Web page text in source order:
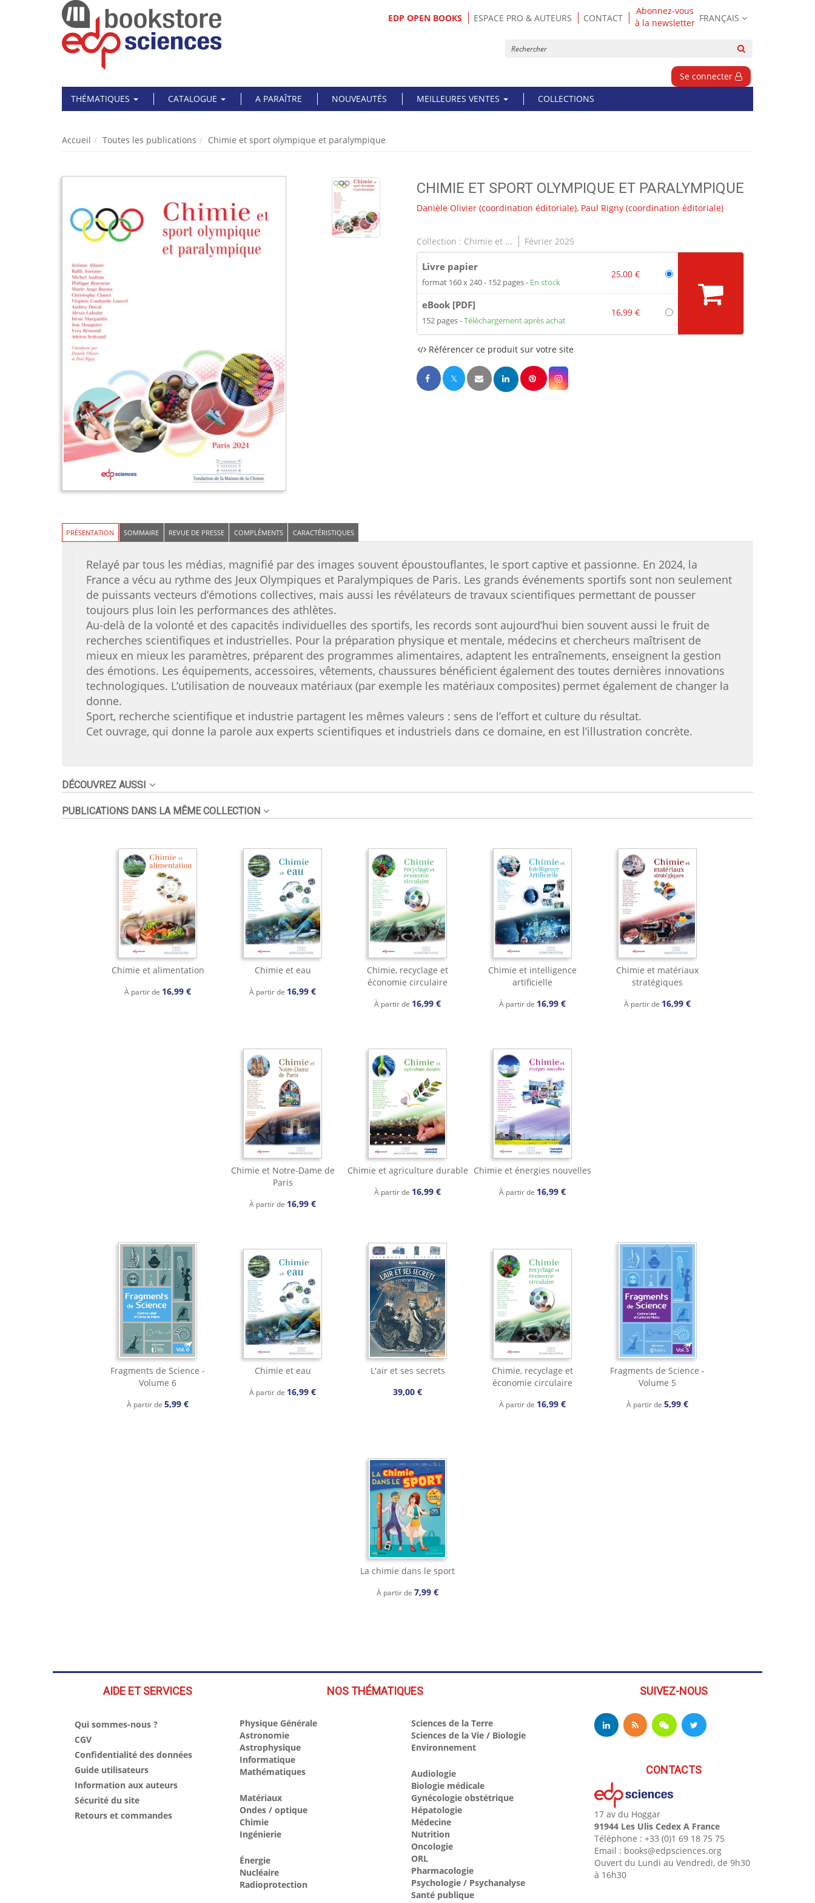
EDP OPEN BOOKS ESPACE PRO & AUTEURS CONTACT
Abonnez-vous
à la newsletter FRANÇAIS
Se connecter
THÉMATIQUES
CATALOGUE A PARAÎTRE NOUVEAUTÉS MEILLEURES VENTES COLLECTIONS
Accueil Toutes les publications Chimie et sport olympique et paralympique
CHIMIE ET SPORT OLYMPIQUE ET PARALYMPIQUE
Danièle Olivier (coordination éditoriale), Paul Rigny (coordination éditoriale)
Collection : Chimie et ... Février 2025
Livre papier
format 160 x 240 152 pages En stock
25,00 €
eBook [PDF]
152 pages Téléchargement après achat
16,99 €
Référencer ce produit sur votre site
PRÉSENTATION SOMMAIRE REVUE DE PRESSE COMPLÉMENTS CARACTÉRISTIQUES
Relayé par tous les médias, magnifié par des images souvent époustouflantes, le sport captive et passionne. En 2024, la
France a vécu au rythme des Jeux Olympiques et Paralympiques de Paris. Les grands événements sportifs sont non seulement
de puissants vecteurs d’émotions collectives, mais aussi les révélateurs de travaux scientifiques permettant de pousser
toujours plus loin les performances des athlètes.
Au-delà de la volonté et des capacités individuelles des sportifs, les records sont aujourd’hui bien souvent aussi le fruit de
recherches scientifiques et industrielles. Pour la préparation physique et mentale, médecins et chercheurs maîtrisent de
mieux en mieux les paramètres, préparent des programmes alimentaires, adaptent les entraînements, enseignent la gestion
des émotions. Les équipements, accessoires, vêtements, chaussures bénéficient également des toutes dernières innovations
technologiques. L’utilisation de nouveaux matériaux (par exemple les matériaux composites) permet également de changer la
donne.
Sport, recherche scientifique et industrie partagent les mêmes valeurs : sens de l’effort et culture du résultat.
Cet ouvrage, qui donne la parole aux experts scientifiques et industriels dans ce domaine, en est l’illustration concrète.
DÉCOUVREZ AUSSI
PUBLICATIONS DANS LA MÊME COLLECTION
Chimie et alimentation
À partir de 16,99 €
Chimie et eau
À partir de 16,99 €
Chimie, recyclage et
économie circulaire
À partir de 16,99 €
Chimie et intelligence
artificielle
À partir de 16,99 €
Chimie et matériaux
stratégiques
À partir de 16,99 €
Chimie et Notre-Dame de
Paris
À partir de 16,99 €
Chimie et agriculture durable
À partir de 16,99 €
Chimie et énergies nouvelles
À partir de 16,99 €
Fragments de Science -
Volume 6
À partir de 5,99 €
Chimie et eau
À partir de 16,99 €
L'air et ses secrets
39,00 €
Chimie, recyclage et
économie circulaire
À partir de 16,99 €
Fragments de Science -
Volume 5
À partir de 5,99 €
La chimie dans le sport
À partir de 7,99 €
AIDE ET SERVICES
Qui sommes-nous ?
CGV
Confidentialité des données
Guide utilisateurs
Information aux auteurs
Sécurité du site
Retours et commandes
NOS THÉMATIQUES
Physique Générale
Astronomie
Astrophysique
Informatique
Mathématiques
Matériaux
Ondes / optique
Chimie
Ingénierie
Énergie
Nucléaire
Radioprotection
Sciences de la Terre
Sciences de la Vie / Biologie
Environnement
Audiologie
Biologie médicale
Gynécologie obstétrique
Hépatologie
Médecine
Nutrition
Oncologie
ORL
Pharmacologie
Psychologie / Psychanalyse
Santé publique
SUIVEZ-NOUS
CONTACTS
17 av du Hoggar
91944 Les Ulis Cedex A France
Téléphone : +33 (0)1 69 18 75 75
Email : books@edpsciences.org
Ouvert du Lundi au Vendredi, de 9h30
à 16h30